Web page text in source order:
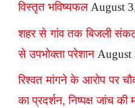
विस्तृत भविष्यफल August
शहर से गांव तक बिजली
से उपभोक्ता परेशान August
रिश्वत मांगने के आरोप पर
का प्रदर्शन, निष्पक्ष जांच की